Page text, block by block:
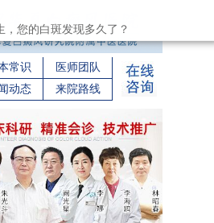
常识
医师团队
动态 来院路线
，您的白斑发现多久了？